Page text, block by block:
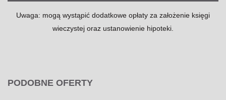
Uwaga: mogą wystąpić dodatkowe opłaty za założenie księgi
wieczystej oraz ustanowienie hipoteki.
PODOBNE OFERTY